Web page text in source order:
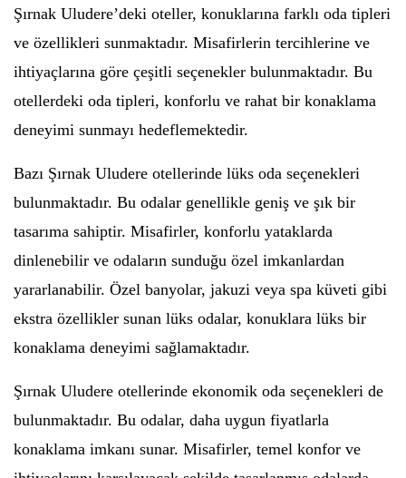
Şırnak Uludere’deki oteller, konuklarına farklı oda tipleri
ve özellikleri sunmaktadır. Misafirlerin tercihlerine ve
ihtiyaçlarına göre çeşitli seçenekler bulunmaktadır. Bu
otellerdeki oda tipleri, konforlu ve rahat bir konaklama
deneyimi sunmayı hedeflemektedir.
Bazı Şırnak Uludere otellerinde lüks oda seçenekleri
bulunmaktadır. Bu odalar genellikle geniş ve şık bir
tasarıma sahiptir. Misafirler, konforlu yataklarda
dinlenebilir ve odaların sunduğu özel imkanlardan
yararlanabilir. Özel banyolar, jakuzi veya spa küveti gibi
ekstra özellikler sunan lüks odalar, konuklara lüks bir
konaklama deneyimi sağlamaktadır.
Şırnak Uludere otellerinde ekonomik oda seçenekleri de
bulunmaktadır. Bu odalar, daha uygun fiyatlarla
konaklama imkanı sunar. Misafirler, temel konfor ve